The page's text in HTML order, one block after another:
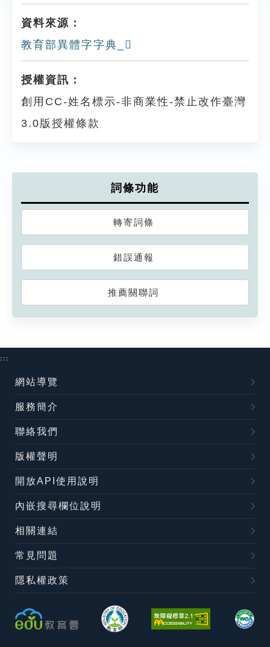
資料來源：
教育部異體字字典_𨜗
授權資訊：
創用CC-姓名標示-非商業性-禁止改作臺灣
3.0版授權條款
詞條功能
轉寄詞條
錯誤通報
推薦關聯詞
:::
網站導覽
服務簡介
聯絡我們
版權聲明
開放API使用說明
內嵌搜尋欄位說明
相關連結
常見問題
隱私權政策